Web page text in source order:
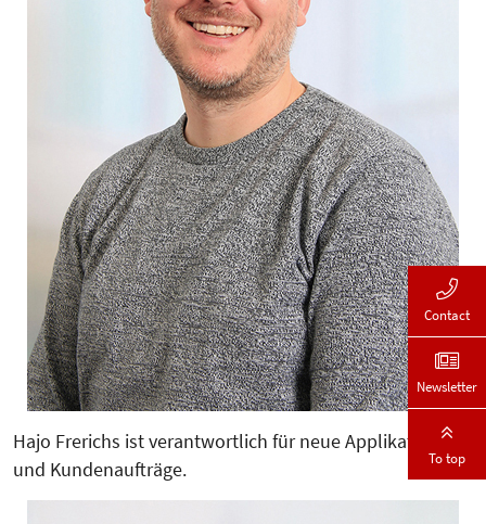
Hajo Frerichs ist verantwortlich für neue Applikationen
und Kundenaufträge.
Contact
Newsletter
To top